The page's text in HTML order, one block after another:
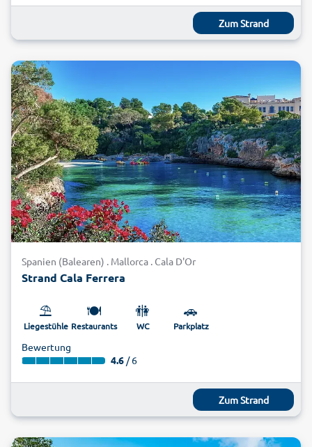
Zum Strand
Spanien (Balearen) . Mallorca . Cala D'Or
Strand Cala Ferrera
⛱️
Liegestühle
🍽️
Restaurants
🚻
WC
🚗
Parkplatz
Bewertung
4.6 / 6
Zum Strand